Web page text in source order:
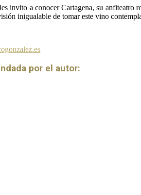
invito a conocer Cartagena, su anfiteatro
inigualable de tomar este vino
por el autor: